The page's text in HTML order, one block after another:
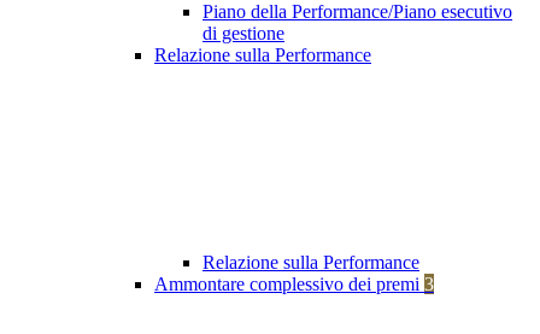
Piano della Performance/Piano esecutivo
di gestione
Relazione sulla Performance
Relazione sulla Performance
Ammontare complessivo dei premi 3